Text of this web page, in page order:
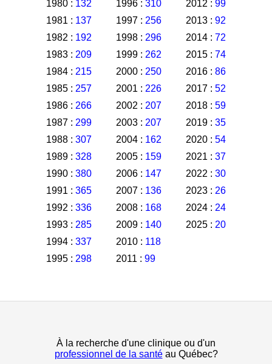
1980 : 132
1981 : 137
1982 : 192
1983 : 209
1984 : 215
1985 : 257
1986 : 266
1987 : 299
1988 : 307
1989 : 328
1990 : 380
1991 : 365
1992 : 336
1993 : 285
1994 : 337
1995 : 298
1996 : 310
1997 : 256
1998 : 296
1999 : 262
2000 : 250
2001 : 226
2002 : 207
2003 : 207
2004 : 162
2005 : 159
2006 : 147
2007 : 136
2008 : 168
2009 : 140
2010 : 118
2011 : 99
2012 : 99
2013 : 92
2014 : 72
2015 : 74
2016 : 86
2017 : 52
2018 : 59
2019 : 35
2020 : 54
2021 : 37
2022 : 30
2023 : 26
2024 : 24
2025 : 20
À la recherche d'une clinique ou d'un
professionnel de la santéau Québec?